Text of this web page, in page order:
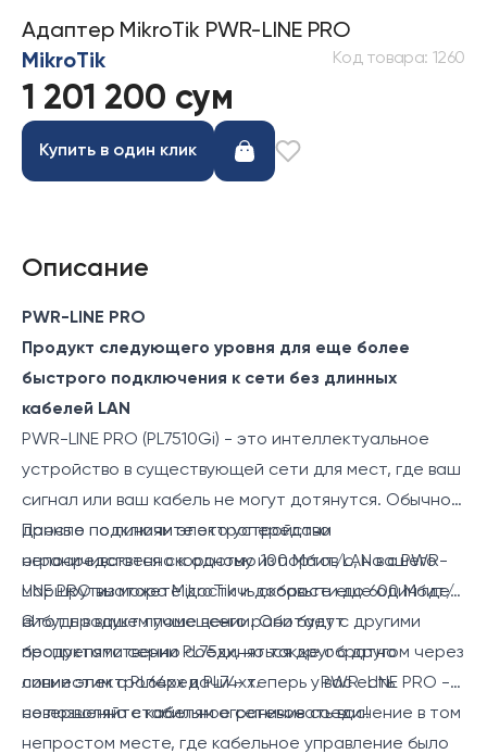
Адаптер MikroTik PWR-LINE PRO
MikroTik
Код товара: 1260
1 201 200 сум
Купить в один клик
Описание
PWR-LINE PRO
Продукт следующего уровня для еще более
быстрого подключения к сети без длинных
кабелей LAN
PWR-LINE PRO (PL7510Gi) - это интеллектуальное
устройство в существующей сети для мест, где ваш
сигнал или ваш кабель не могут дотянутся. Обычно
данные по линиям электропередачи
ограничиваются скоростью 100 Мбит/с, но с PWR-
LINE PRO вы можете достичь скорости до 600 Мбит/
с!
Просто подключите это устройство
непосредственно к одному из портов LAN вашего
маршрутизатора MikroTik и добавьте еще один где-
нибудь в вашем помещении. Они будут
беспрепятственно соединяться друг с другом через
линии электропередачи - теперь у вас есть
совершенно стабильное сетевое соединение в том
непростом месте, где кабельное управление было
Этот продукт лучше всего работает с другими
продуктами серии PL75xx, но также обратно
совместим с PL64xx и PL74xx. PWR-LINE PRO -
не позволяйте кабелям ограничивать вас!